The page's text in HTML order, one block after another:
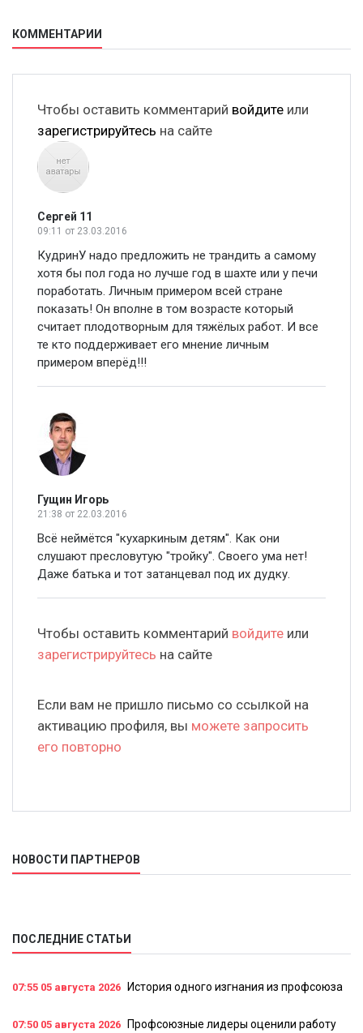
КОММЕНТАРИИ
Чтобы оставить комментарий войдите или
зарегистрируйтесь на сайте
Сергей 11
09:11 от 23.03.2016
КудринУ надо предложить не трандить а самому
хотя бы пол года но лучше год в шахте или у печи
поработать. Личным примером всей стране
показать! Он вполне в том возрасте который
считает плодотворным для тяжёлых работ. И все
те кто поддерживает его мнение личным
примером вперёд!!!
Гущин Игорь
21:38 от 22.03.2016
Всё неймётся "кухаркиным детям". Как они
слушают пресловутую "тройку". Своего ума нет!
Даже батька и тот затанцевал под их дудку.
Чтобы оставить комментарий войдите или
зарегистрируйтесь на сайте
Если вам не пришло письмо со ссылкой на
активацию профиля, вы можете запросить
его повторно
НОВОСТИ ПАРТНЕРОВ
ПОСЛЕДНИЕ СТАТЬИ
07:55 05 августа 2026 История одного изгнания из профсоюза
07:50 05 августа 2026
Профсоюзные лидеры оценили работу